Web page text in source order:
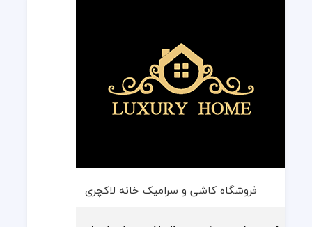
فروشگاه کاشی و سرامیک خانه لاکچری